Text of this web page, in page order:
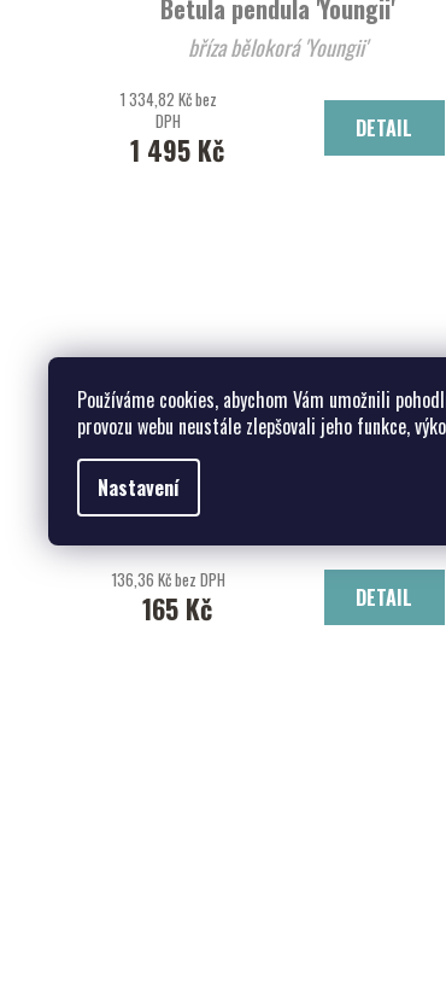
Používáme cookies, abychom Vám umožnili
provozu webu neustále zlepšovali jeho funkce,
Nastavení
Betula pendula 'Youngii'
bříza bělokorá 'Youngii'
1 334,82 Kč bez
DPH
1 495 Kč
DETAIL
Prunus lusitanica
136,36 Kč bez DPH
165 Kč DETAIL